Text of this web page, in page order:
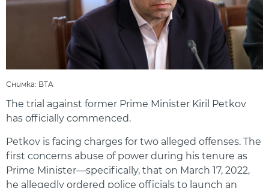
Снимка: BTA
The trial against former Prime Minister Kiril Petkov
has officially commenced.
Petkov is facing charges for two alleged offenses. The
first concerns abuse of power during his tenure as
Prime Minister—specifically, that on March 17, 2022,
he allegedly ordered police officials to launch an